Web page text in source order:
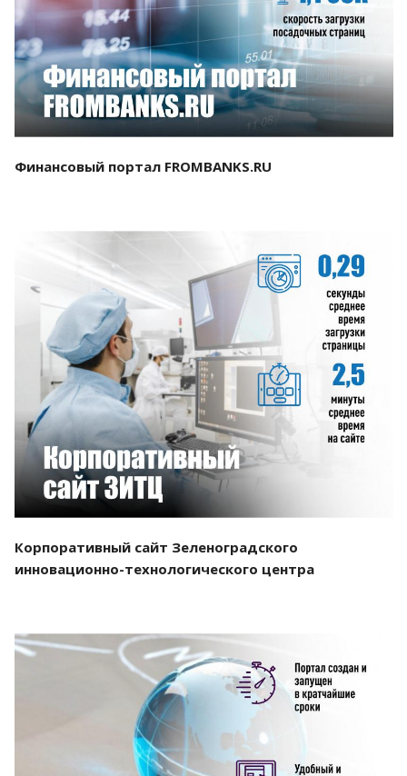
Смотреть проект
Финансовый портал FROMBANKS.RU
Смотреть проект
Корпоративный сайт Зеленоградского
инновационно-технологического центра